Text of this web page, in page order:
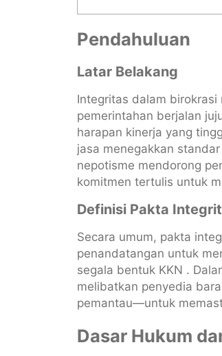
Pendahuluan
Latar Belakang
Integritas dalam
pemerintahan berjalan
harapan kinerja yang
jasa menegakkan
nepotisme mendorong
komitmen tertulis untuk
Definisi Pakta
Secara umum, pakta
penandatangan untuk
segala bentuk KKN .
melibatkan penyedia
pemantau—untuk
Dasar Hukum